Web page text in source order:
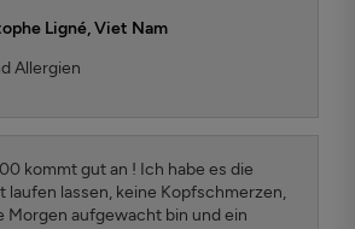
Ligné,Viet Nam
Allergien
kommt gut an ! Ich habe es die
laufen lassen, keine Kopfschmerzen,
Morgen aufgewacht bin und ein